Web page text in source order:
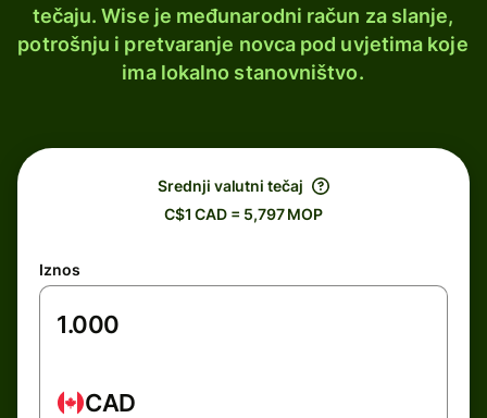
tečaju. Wise je međunarodni račun za slanje,
potrošnju i pretvaranje novca pod uvjetima koje
ima lokalno stanovništvo.
Srednji valutni tečaj
C$1 CAD = 5,797 MOP
Iznos
CAD